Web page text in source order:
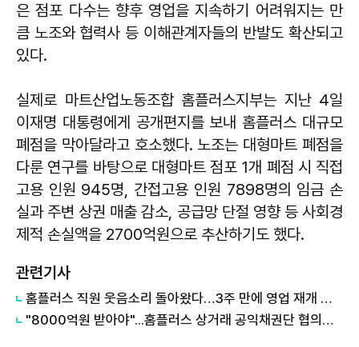
은 점포 다수는 향후 영업을 지속하기 어려워지는 만
큼 노조와 협력사 등 이해관계자들의 반발도 확산되고
있다.
실제로 마트산업노동조합 홈플러스지부는 지난 4일
이재명 대통령에게 공개편지를 보내 홈플러스 대규모
폐점을 막아달라고 호소했다. 노조는 대형마트 폐점을
다룬 연구를 바탕으로 대형마트 점포 1개 폐점 시 직접
고용 인원 945명, 간접고용 인원 7898명의 임금 손
실과 주변 상권 매출 감소, 공급망 단절 영향 등 사회경
제적 손실액을 2700억원으로 추산하기도 했다.
관련기사
홈플러스 직원 웃음소리 돌아왔다…3주 만에 영업 재개 채비
"8000억원 받아야"...홈플러스 상거래 공익채권단 협의회 발족